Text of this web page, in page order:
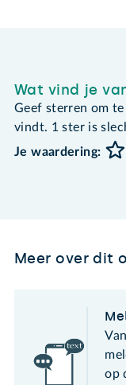
Wat vind je
Geef sterren om
vindt. 1 ster is
Je waardering:
Meer over dit
op